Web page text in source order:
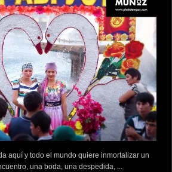
aquí y todo el mundo quiere inmortalizar un
una boda, una despedida, ...